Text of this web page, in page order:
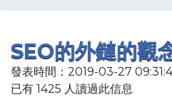
SEO的外鏈的觀
發表時間：2019-03-27
已有 1425 人讀過此信息